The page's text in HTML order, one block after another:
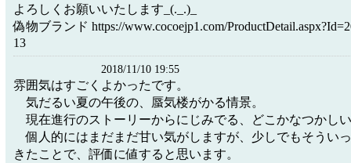
よろしくお願いいたします_(._.)_
偽物ブランド https://www.cocoejp1.com/
13
2018/11/10 19:55
雰囲気はすごくよかったです。
気だるい夏の午後の、蜃気楼がかる情景。
現在進行のストーリーからにじみでる、どこかなつかし
個人的にはまだまだ甘い気がしますが、少しでもそうい
きたことで、評価に値すると思います。